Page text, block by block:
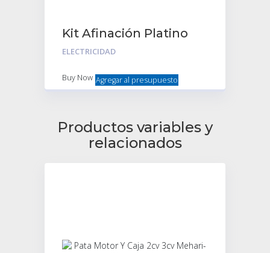
Kit Afinación Platino
Doduco C/bujias Beru
ELECTRICIDAD
Buy Now Agregar al presupuesto
Productos variables y
relacionados